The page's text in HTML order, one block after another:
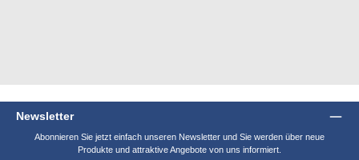
Newsletter
Abonnieren Sie jetzt einfach unseren Newsletter und Sie werden über neue
Produkte und attraktive Angebote von uns informiert.